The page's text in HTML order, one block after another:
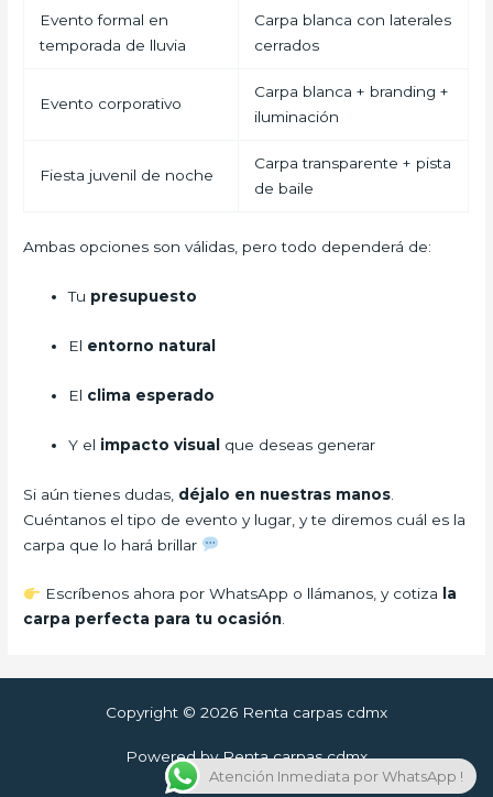
Evento formal en
temporada de lluvia
Carpa blanca con laterales
cerrados
Evento corporativo
Carpa blanca + branding +
iluminación
Fiesta juvenil de noche
Carpa transparente + pista
de baile
Ambas opciones son válidas, pero todo dependerá de:
Tu presupuesto
El entorno natural
El clima esperado
Y el impacto visual que deseas generar
Si aún tienes dudas, déjalo en nuestras manos
Cuéntanos el tipo de evento y lugar, y te diremos cuál es la
carpa que lo hará brillar
Escríbenos ahora por WhatsApp o llámanos, y cotiza
la
carpa perfecta para tu ocasión.
Copyright © 2026 Renta carpas cdmx
Powered by Renta carpas cdmx
Atención Inmediata por WhatsApp !